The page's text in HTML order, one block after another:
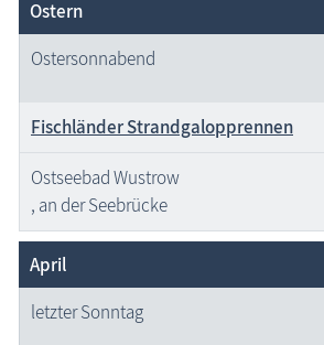
Ostern
Ostersonnabend
Fischländer Strandgalopprennen
Ostseebad Wustrow
, an der Seebrücke
April
letzter Sonntag